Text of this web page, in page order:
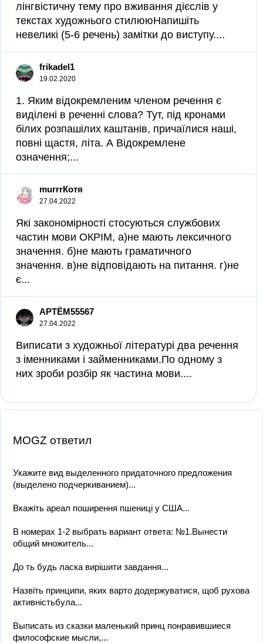
лінгвістичну тему про вживання дієслів у
текстах художнього стилююНапишіть
невеликі (5-6 речень) замітки до виступу....
frikadel1
19.02.2020
1. Яким відокремленим членом речення є
виділені в реченні слова? Тут, під кронами
білих розпашілих каштанів, причаїлися наші,
повні щастя, літа. А Відокремлене
означення;...
murrrКотя
27.04.2022
Які закономірності стосуються службових
частин мови ОКРІМ, а)не мають лексичного
значення. б)не мають граматичного
значення. в)не відповідають на питання. г)не
є...
АРТЁМ55567
27.04.2022
Виписати з художньої літературі два речення
з іменниками і займенниками.По одному з
них зроби розбір як частина мови....
MOGZ ответил
Укажите вид выделенного придаточного предложения
(выделено подчеркиванием)...
Вкажіть ареал поширення пшениці у США​...
В номерах 1-2 выбрать вариант ответа: №1.Вынести
общий множитель...
До ть будь ласка вирішити завдання...
Назвіть принципи, яких варто додержуватися, щоб рухова
активністьбула...
Выписать из сказки маленький принц понравившиеся
философские мысли,...